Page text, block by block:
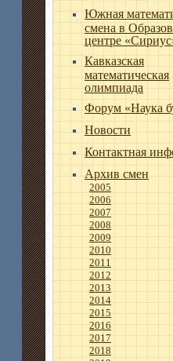
Южная
смена в
центре
Кавказская
математическая
олимпиада
Форум «Наука
Новости
Контактная
Архив смен
2005
2006
2007
2008
2009
2010
2011
2012
2013
2014
2015
2016
2017
2018